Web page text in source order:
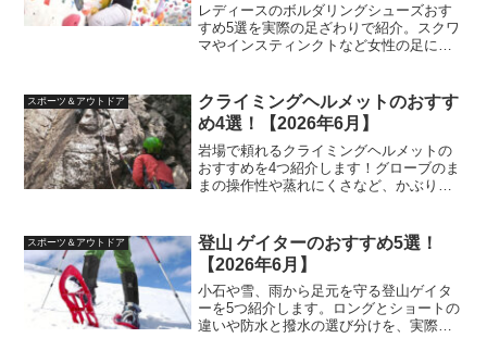
レディースのボルダリングシューズおす
すめ5選を実際の足ざわりで紹介。スクワ
マやインスティンクトなど女性の足に合
スポーツ＆アウトドア
クライミングヘルメットのおすす
め4選！【2026年6月】
岩場で頼れるクライミングヘルメットの
おすすめを4つ紹介します！グローブのま
まの操作性や蒸れにくさなど、かぶり比
スポーツ＆アウトドア
登山 ゲイターのおすすめ5選！
【2026年6月】
小石や雪、雨から足元を守る登山ゲイタ
ーを5つ紹介します。ロングとショートの
違いや防水と撥水の選び分けを、実際の